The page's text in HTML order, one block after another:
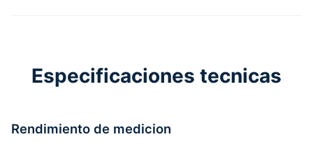
Especificaciones tecnicas
Rendimiento de medicion